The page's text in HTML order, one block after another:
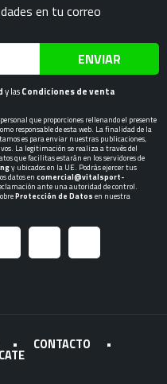
en tu correo
ENVIAR
y lasCondiciones de venta
que proporciones rellenando el presente
responsable de esta web. La finalidad de la
es para enviar nuestras publicaciones,
La legitimación se realiza a través del
que facilitas estarán en los servidores de
y ubicados en la UE. Podrás ejercer tus
datos en comercial@vitalsport-
ante una autoridad de control.
Protección de Datos en nuestra
• CONTACTO •